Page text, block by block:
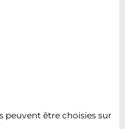
peuvent être choisies sur